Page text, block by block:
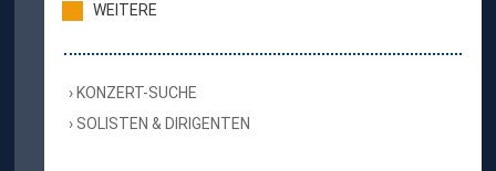
WEITERE
KONZERT-SUCHE
SOLISTEN & DIRIGENTEN